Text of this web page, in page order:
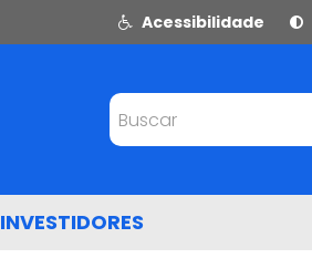
Acessibilidade
INVESTIDORES